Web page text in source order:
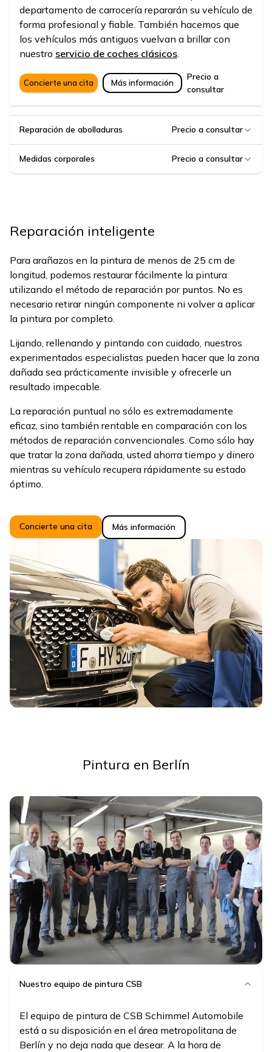
departamento de carrocería repararán su vehículo de
forma profesional y fiable. También hacemos que
los vehículos más antiguos vuelvan a brillar con
nuestro servicio de coches clásicos
Concierte una cita Más información
Precio a
consultar
Reparación de abolladuras Precio a consultar
Medidas corporales Precio a consultar
Reparación inteligente
Para arañazos en la pintura de menos de 25 cm de
longitud, podemos restaurar fácilmente la pintura
utilizando el método de reparación por puntos. No es
necesario retirar ningún componente ni volver a aplicar
la pintura por completo.
Lijando, rellenando y pintando con cuidado, nuestros
experimentados especialistas pueden hacer que la zona
dañada sea prácticamente invisible y ofrecerle un
resultado impecable.
La reparación puntual no sólo es extremadamente
eficaz, sino también rentable en comparación con los
métodos de reparación convencionales. Como sólo hay
que tratar la zona dañada, usted ahorra tiempo y dinero
mientras su vehículo recupera rápidamente su estado
óptimo.
Concierte una cita Más información
Pintura en Berlín
Nuestro equipo de pintura CSB
El equipo de pintura de CSB Schimmel Automobile
está a su disposición en el área metropolitana de
Berlín y no deja nada que desear. A la hora de